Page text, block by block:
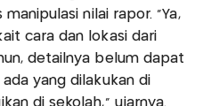
nilai rapor. "Ya,
cara dan lokasi dari
detailnya belum dapat
ada yang dilakukan di
di sekolah," ujarnya.